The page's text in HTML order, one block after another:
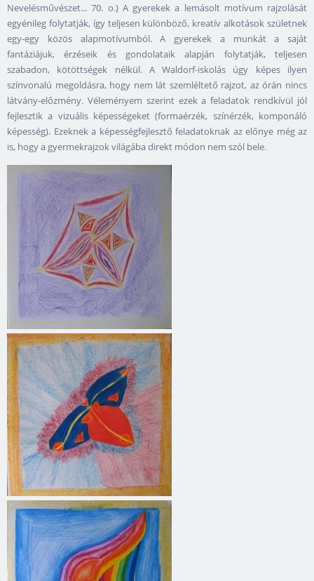
Nevelésművészet... 70. o.) A gyerekek a lemásolt motívum rajzolását
egyénileg folytatják, így teljesen különböző, kreatív alkotások születnek
egy-egy közös alapmotívumból. A gyerekek a munkát a saját
fantáziájuk, érzéseik és gondolataik alapján folytatják, teljesen
szabadon, kötöttségek nélkül. A Waldorf-iskolás úgy képes ilyen
színvonalú megoldásra, hogy nem lát szemléltető rajzot, az órán nincs
látvány-előzmény. Véleményem szerint ezek a feladatok rendkívül jól
fejlesztik a vizuális képességeket (formaérzék, színérzék, komponáló
képesség). Ezeknek a képességfejlesztő feladatoknak az előnye még az
is, hogy a gyermekrajzok világába direkt módon nem szól bele.